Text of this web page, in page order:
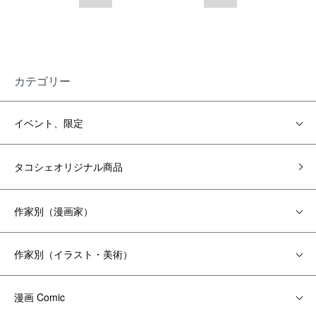
カテゴリー
イベント、限定
タコシェオリジナル商品
作家別（漫画家）
作家別（イラスト・美術）
漫画 Comic